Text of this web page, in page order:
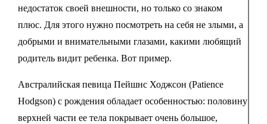
недостаток своей внешности, но только со знаком
плюс. Для этого нужно посмотреть на себя не злыми, а
добрыми и внимательными глазами, какими любящий
родитель видит ребенка. Вот пример.
Австралийская певица Пейшнс Ходжсон (Patience
Hodgson) с рождения обладает особенностью: половину
верхней части ее тела покрывает очень большое,